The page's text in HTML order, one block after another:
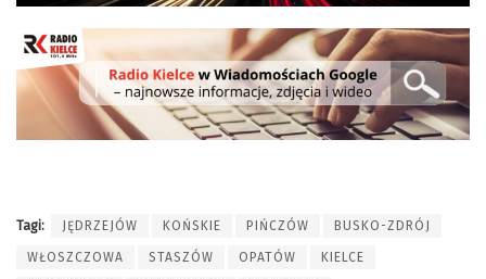
Tagi: JĘDRZEJÓW KOŃSKIE PIŃCZÓW BUSKO-ZDRÓJ
WŁOSZCZOWA STASZÓW OPATÓW KIELCE